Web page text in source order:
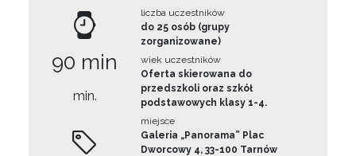
90 min
min.
liczba uczestników
do 25 osób (grupy
zorganizowane)
wiek uczestników
Oferta skierowana do
przedszkoli oraz szkół
podstawowych klasy 1-4.
miejsce
Galeria „Panorama” Plac
Dworcowy 4, 33-100 Tarnów